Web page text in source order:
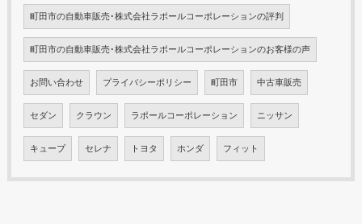
町田市の自動車販売･株式会社ラポールコーポレーションの評判
町田市の自動車販売･株式会社ラポールコーポレーションのお客様の声
お問い合わせ プライバシーポリシー 町田市 中古車販売
セダン クラウン ラポールコーポレーション ニッサン
キューブ セレナ トヨタ ホンダ フィット